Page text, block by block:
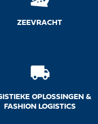
ZEEVRACHT
OPLOSSINGEN &
FASHION LOGISTICS